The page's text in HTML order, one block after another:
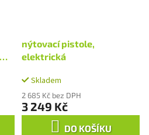
nýtovací pistole,
elektrická
Skladem
2 685 Kč bez DPH
3 249 Kč
DO KOŠÍKU